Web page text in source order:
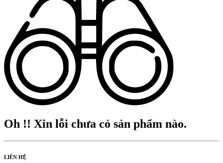
Oh !! Xin lỗi chưa có sản phẩm nào.
LIÊN HỆ